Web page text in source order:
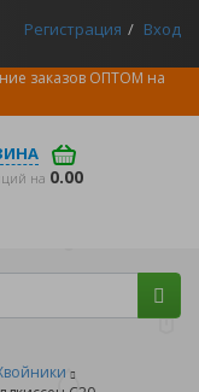
Регистрация Вход
заказов ОПТОМ на
на 0.00